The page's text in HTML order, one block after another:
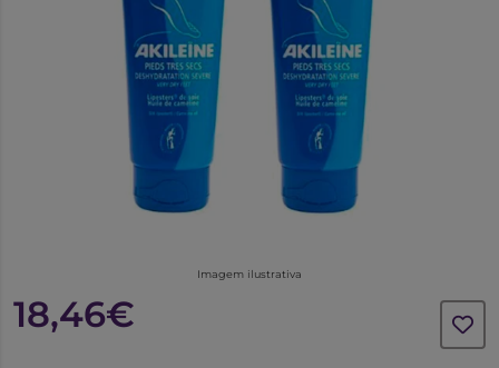
Imagem ilustrativa
18,46€